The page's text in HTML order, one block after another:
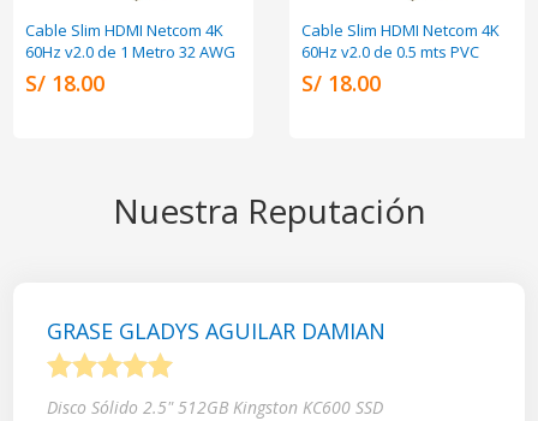
Cable Slim HDMI Netcom 4K
60Hz v2.0 de 1 Metro 32 AWG
S/ 18.00
Cable Slim HDMI Netcom 4K
60Hz v2.0 de 0.5 mts PVC
S/ 18.00
Nuestra Reputación
GRASE GLADYS AGUILAR DAMIAN
Disco Sólido 2.5" 512GB Kingston KC600 SSD